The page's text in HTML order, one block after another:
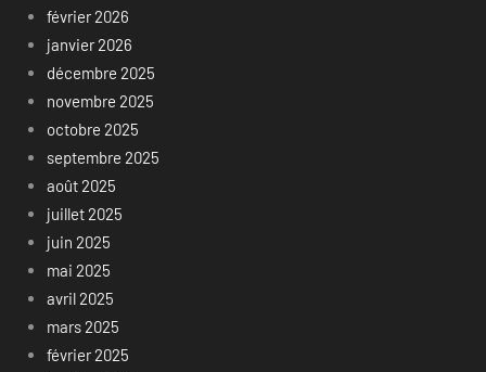
février 2026
janvier 2026
décembre 2025
novembre 2025
octobre 2025
septembre 2025
août 2025
juillet 2025
juin 2025
mai 2025
avril 2025
mars 2025
février 2025